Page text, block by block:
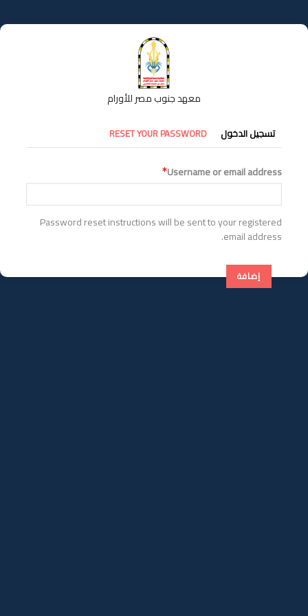
إلى
المحتوى
معهد جنوب مصر للأورام
التبويبات
الأساسية
تسجيل الدخول RESET YOUR PASSWORD
Username or email address
Password reset instructions will be sent to your registered
email address.